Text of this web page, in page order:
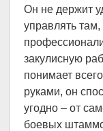
Он не держит
управлять там,
закулисную
понимает
руками, он
угодно – от
боевых